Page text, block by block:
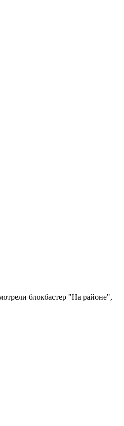
блокбастер "На районе",